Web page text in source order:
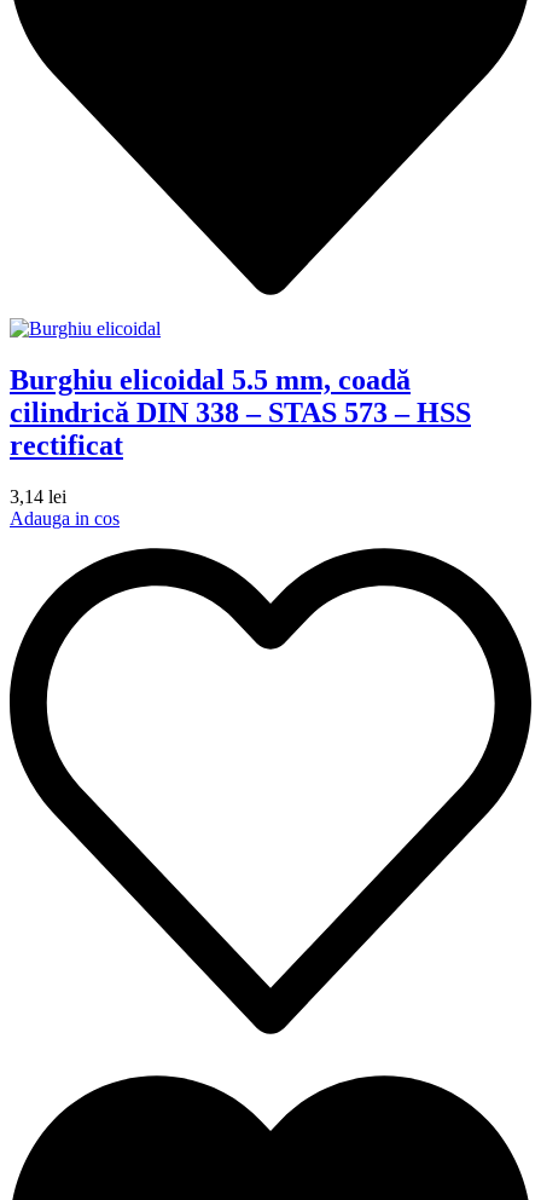
Burghiu elicoidal 5.5 mm, coadă
cilindrică DIN 338 – STAS 573 – HSS
rectificat
3,14 lei
Adauga in cos